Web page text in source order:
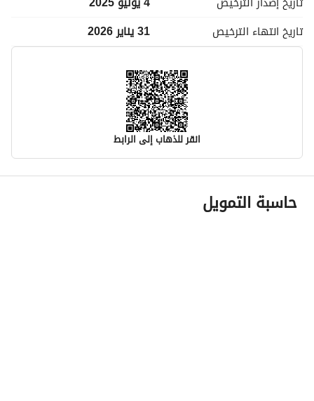
تاريخ انتهاء الترخيص 31 يناير 2026
انقر للذهاب إلى الرابط
معلومات مسؤول الإعلان
اسم المسؤول
حاسبة التمويل